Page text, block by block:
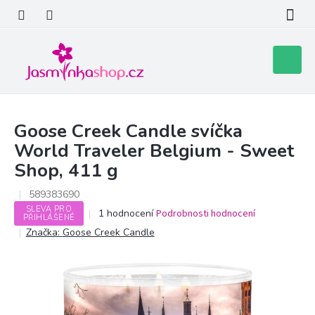
obsah
košík
Goose Creek Candle svíčka
World Traveler Belgium - Sweet
Shop, 411 g
589383690
SLEVA PRO
PŘIHLÁŠENÉ
Průměrné
hodnocení
produktu
5,0
z
5
hvězdiček.
1 hodnocení Podrobnosti hodnocení
Značka: Goose Creek Candle